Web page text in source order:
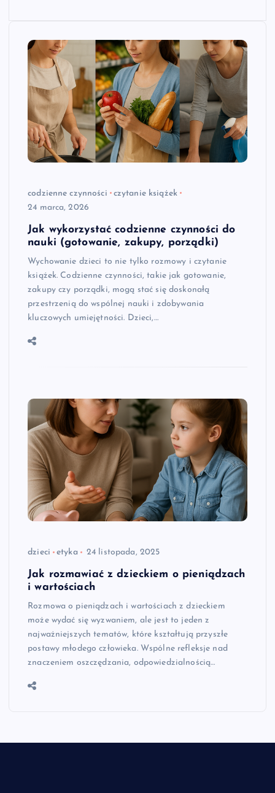
codzienne czynności
czytanie książek
24 marca, 2026
Jak wykorzystać codzienne czynności do
nauki (gotowanie, zakupy, porządki)
Wychowanie dzieci to nie tylko rozmowy i czytanie
książek. Codzienne czynności, takie jak gotowanie,
zakupy czy porządki, mogą stać się doskonałą
przestrzenią do wspólnej nauki i zdobywania
kluczowych umiejętności. Dzieci,…
dzieci etyka 24 listopada, 2025
Jak rozmawiać z dzieckiem o pieniądzach
i wartościach
Rozmowa o pieniądzach i wartościach z dzieckiem
może wydać się wyzwaniem, ale jest to jeden z
najważniejszych tematów, które kształtują przyszłe
postawy młodego człowieka. Wspólne refleksje nad
znaczeniem oszczędzania, odpowiedzialnością…